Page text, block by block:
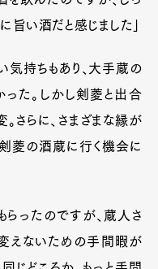
旨い酒だと感じました」
気持ちもあり、大手蔵の
た。しかし剣菱と出合
さらに、さまざまな縁が
剣菱の酒蔵に行く機会に
らったのですが、蔵人さ
えないための手間暇が